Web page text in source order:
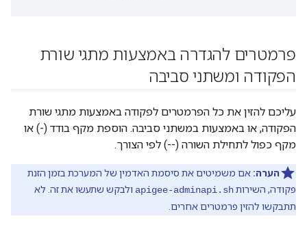
פרמטרים להגדרה באמצעות מתגי שורת
הפקודה ומשתני סביבה
עליכם להזין את כל הפרמטרים לפקודה באמצעות מתגי שורת
הפקודה, או באמצעות במשתני סביבה. הוספת מקף בודד (-) או
מקף כפול לתחילת השורה (--) לפי הצורך.
הערה: אם משמיטים את סיסמת האדמין של המערכת בזמן הזנת
פקודה, השירותapigee-adminapi.sh ולבקש שתעשו את זה. לא
תתבקשו להזין פרמטרים אחרים.